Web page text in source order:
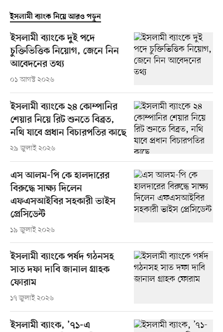
ইসলামী ব্যাংক নিয়ে আরও পড়ুন
ইসলামী ব্যাংকে দুই পদে
চুক্তিভিত্তিক নিয়োগ, জেনে নিন
আবেদনের তথ্য
০১ আগস্ট ২০২৬
ইসলামী ব্যাংকে ২৪ কোম্পানির
শেয়ার নিয়ে রিট শুনতে বিব্রত,
নথি যাবে প্রধান বিচারপতির কাছে
২৯ জুলাই ২০২৬
এস আলম-পি কে হালদারের
বিরুদ্ধে সাক্ষ্য দিলেন
এফএসআইবির সহকারী ভাইস
প্রেসিডেন্ট
১৯ জুলাই ২০২৬
ইসলামী ব্যাংকে পর্ষদ গঠনসহ
সাত দফা দাবি জানাল গ্রাহক
ফোরাম
১৭ জুলাই ২০২৬
ইসলামী ব্যাংক, ’৭১-এ